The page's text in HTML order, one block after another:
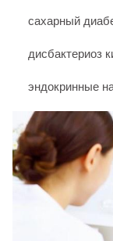
сахарный
дисбактериоз
эндокринные